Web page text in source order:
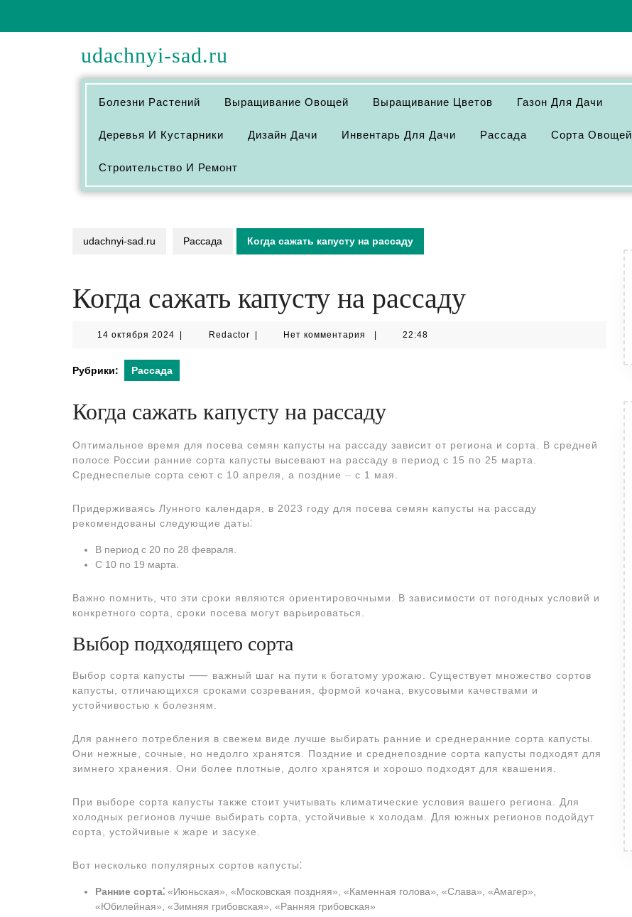
udachnyi-sad.ru
Болезни Растений Выращивание Овощей Выращивание Цветов Газон Для Дачи
Деревья И Кустарники Дизайн Дачи Инвентарь Для Дачи Рассада Сорта Овощей
Строительство И Ремонт
udachnyi-sad.ru Рассада Когда сажать капусту на рассаду
Когда сажать капусту на рассаду
14 октября 2024 14
2024
RedactorRedactorНет комментария 22:48
Рубрики: Рассада
Когда сажать капусту на рассаду
Оптимальное время для посева семян капусты на рассаду зависит от региона и сорта. В средней
полосе России ранние сорта капусты высевают на рассаду в период с 15 по 25 марта.
Среднеспелые сорта сеют с 10 апреля, а поздние ⏤ с 1 мая.
Придерживаясь Лунного календаря, в 2023 году для посева семян капусты на рассаду
рекомендованы следующие даты⁚
В период с 20 по 28 февраля.
С 10 по 19 марта.
Важно помнить, что эти сроки являются ориентировочными. В зависимости от погодных условий и
конкретного сорта, сроки посева могут варьироваться.
Выбор подходящего сорта
Выбор сорта капусты ⸺ важный шаг на пути к богатому урожаю. Существует множество сортов
капусты, отличающихся сроками созревания, формой кочана, вкусовыми качествами и
устойчивостью к болезням.
Для раннего потребления в свежем виде лучше выбирать ранние и среднеранние сорта капусты.
Они нежные, сочные, но недолго хранятся. Поздние и среднепоздние сорта капусты подходят для
зимнего хранения. Они более плотные, долго хранятся и хорошо подходят для квашения.
При выборе сорта капусты также стоит учитывать климатические условия вашего региона. Для
холодных регионов лучше выбирать сорта, устойчивые к холодам. Для южных регионов подойдут
сорта, устойчивые к жаре и засухе.
Вот несколько популярных сортов капусты⁚
Ранние сорта⁚ «Июньская», «Московская поздняя», «Каменная голова», «Слава», «Амагер»,
«Юбилейная», «Зимняя грибовская», «Ранняя грибовская»